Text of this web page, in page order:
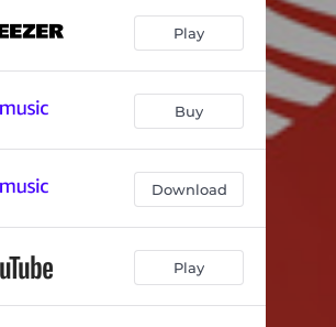
Se Aclara 04:47
Tú 04:03
el Fogón 04:36
Play
Buy
Download
Play